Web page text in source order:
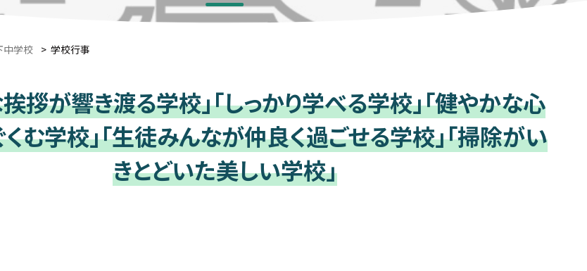
中学校 > 学校行事
拶が響き渡る学校」「しっかり学べる学校」「健やかな心
む学校」「生徒みんなが仲良く過ごせる学校」「掃除がい
きとどいた美しい学校」